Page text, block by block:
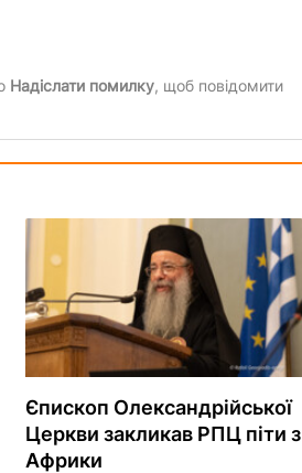
Надіслати помилку, щоб повідомити
Єпископ Олександрійської
Церкви закликав РПЦ піти з
Африки